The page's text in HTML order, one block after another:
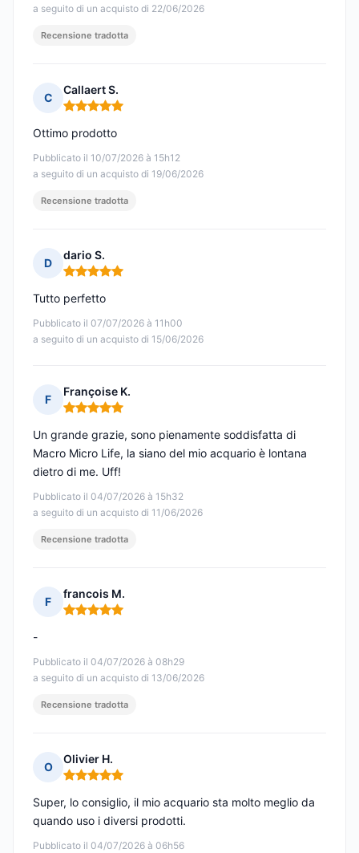
a seguito di un acquisto di 22/06/2026
Recensione tradotta
C
Callaert S.
Nota: 5 su 5
Pubblicato il 10/07/2026 à 15h12
a seguito di un acquisto di 19/06/2026
Ottimo prodotto
Recensione tradotta
D
dario S.
Nota: 5 su 5
Pubblicato il 07/07/2026 à 11h00
a seguito di un acquisto di 15/06/2026
Tutto perfetto
F
Françoise K.
Nota: 5 su 5
Pubblicato il 04/07/2026 à 15h32
a seguito di un acquisto di 11/06/2026
Un grande grazie, sono pienamente soddisfatta di
Macro Micro Life, la siano del mio acquario è lontana
dietro di me. Uff!
Recensione tradotta
F
francois M.
Nota: 5 su 5
Pubblicato il 04/07/2026 à 08h29
a seguito di un acquisto di 13/06/2026
-
Recensione tradotta
O
Olivier H.
Nota: 5 su 5
Pubblicato il 04/07/2026 à 06h56
Super, lo consiglio, il mio acquario sta molto meglio da
quando uso i diversi prodotti.